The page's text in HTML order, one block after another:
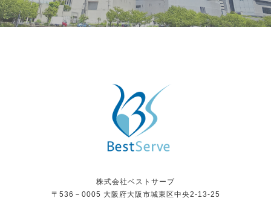
株式会社ベストサーブ
〒536－0005 大阪府大阪市城東区中央2-13-25